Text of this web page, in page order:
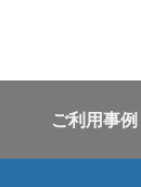
ご利用事例